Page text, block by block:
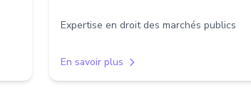
Expertise en droit des marchés publics
En savoir plus